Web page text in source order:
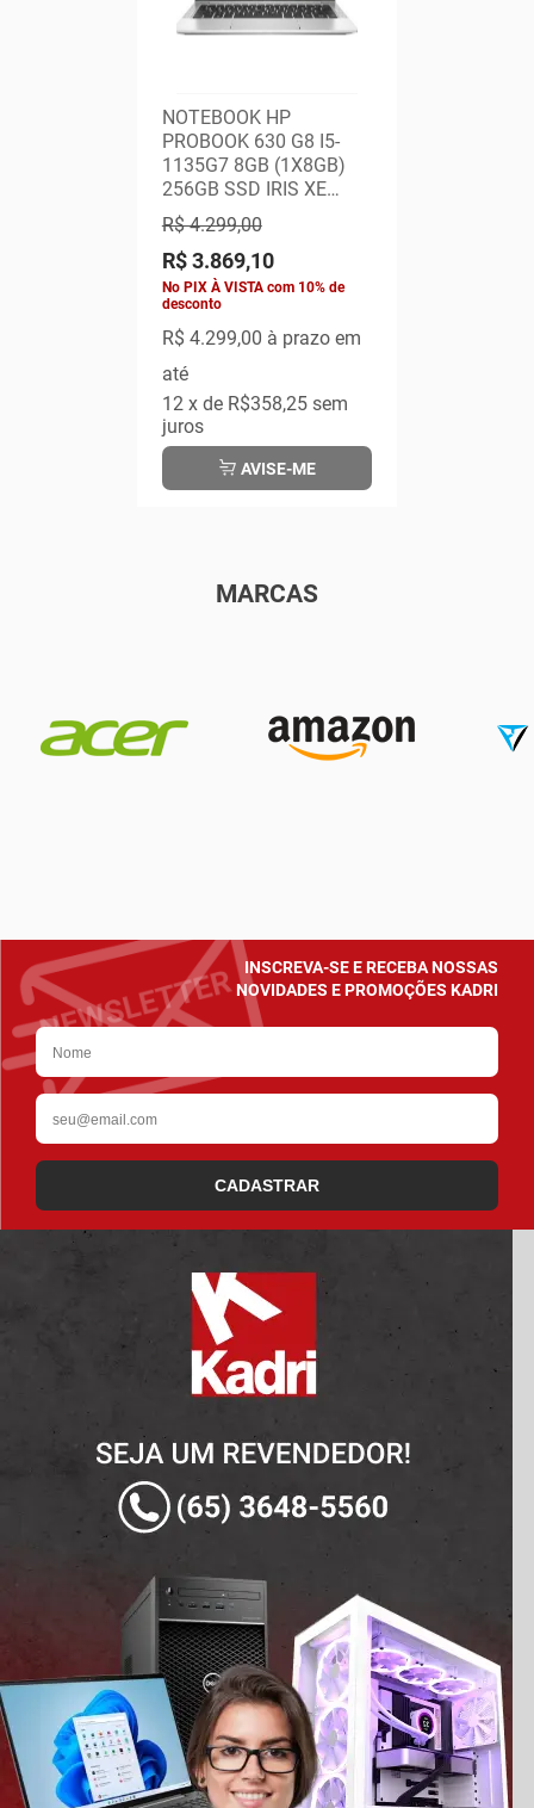
NOTEBOOK HP
PROBOOK 630 G8 I5-
1135G7 8GB (1X8GB)
256GB SSD IRIS XE
13,3" FHD WINDOWS 11
PRO - GARANT
R$ 4.299,00
R$ 3.869,10
No PIX À VISTA com 10% de
desconto
R$ 4.299,00 à prazo em
até
12 x de R$358,25sem
juros
AVISE-ME
MARCAS
INSCREVA-SE E RECEBA NOSSAS
NOVIDADES E PROMOÇÕES KADRI
CADASTRAR